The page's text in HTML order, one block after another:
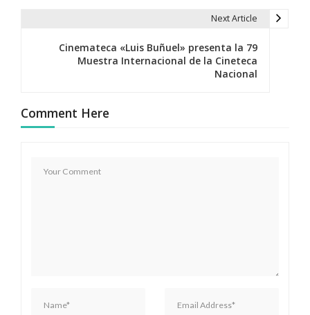
i
Next Article
Cinemateca «Luis Buñuel» presenta la 79
Muestra Internacional de la Cineteca
Nacional
Comment Here